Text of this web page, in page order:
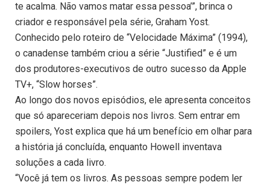
te acalma. Não vamos matar essa pessoa’”, brinca o
criador e responsável pela série, Graham Yost.
Conhecido pelo roteiro de “Velocidade Máxima” (1994),
o canadense também criou a série “Justified” e é um
dos produtores-executivos de outro sucesso da Apple
TV+, “Slow horses”.
Ao longo dos novos episódios, ele apresenta conceitos
que só apareceriam depois nos livros. Sem entrar em
spoilers, Yost explica que há um benefício em olhar para
a história já concluída, enquanto Howell inventava
soluções a cada livro.
“Você já tem os livros. As pessoas sempre podem ler